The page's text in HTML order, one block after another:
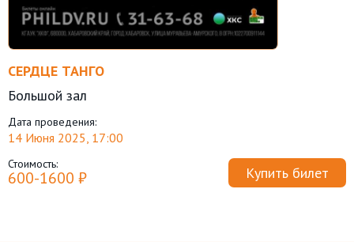
СЕРДЦЕ ТАНГО
Большой зал
Дата проведения:
14 Июня 2025, 17:00
Стоимость:
600-1600 ₽ Купить билет